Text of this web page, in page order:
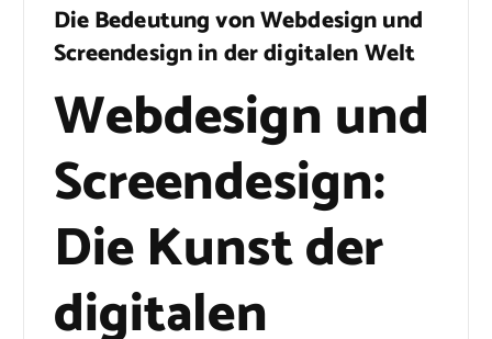
Die Bedeutung von Webdesign und
Screendesign in der digitalen Welt
Webdesign und
Screendesign:
Die Kunst der
digitalen